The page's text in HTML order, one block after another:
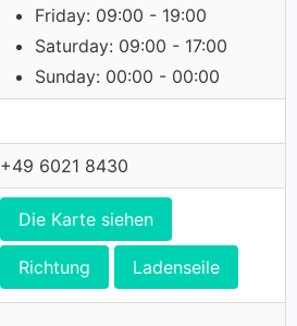
Friday: 09:00 - 19:00
Saturday: 09:00 - 17:00
Sunday: 00:00 - 00:00
+49 6021 8430
Die Karte siehen
Richtung Ladenseile